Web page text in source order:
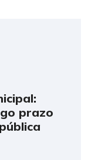
prazo